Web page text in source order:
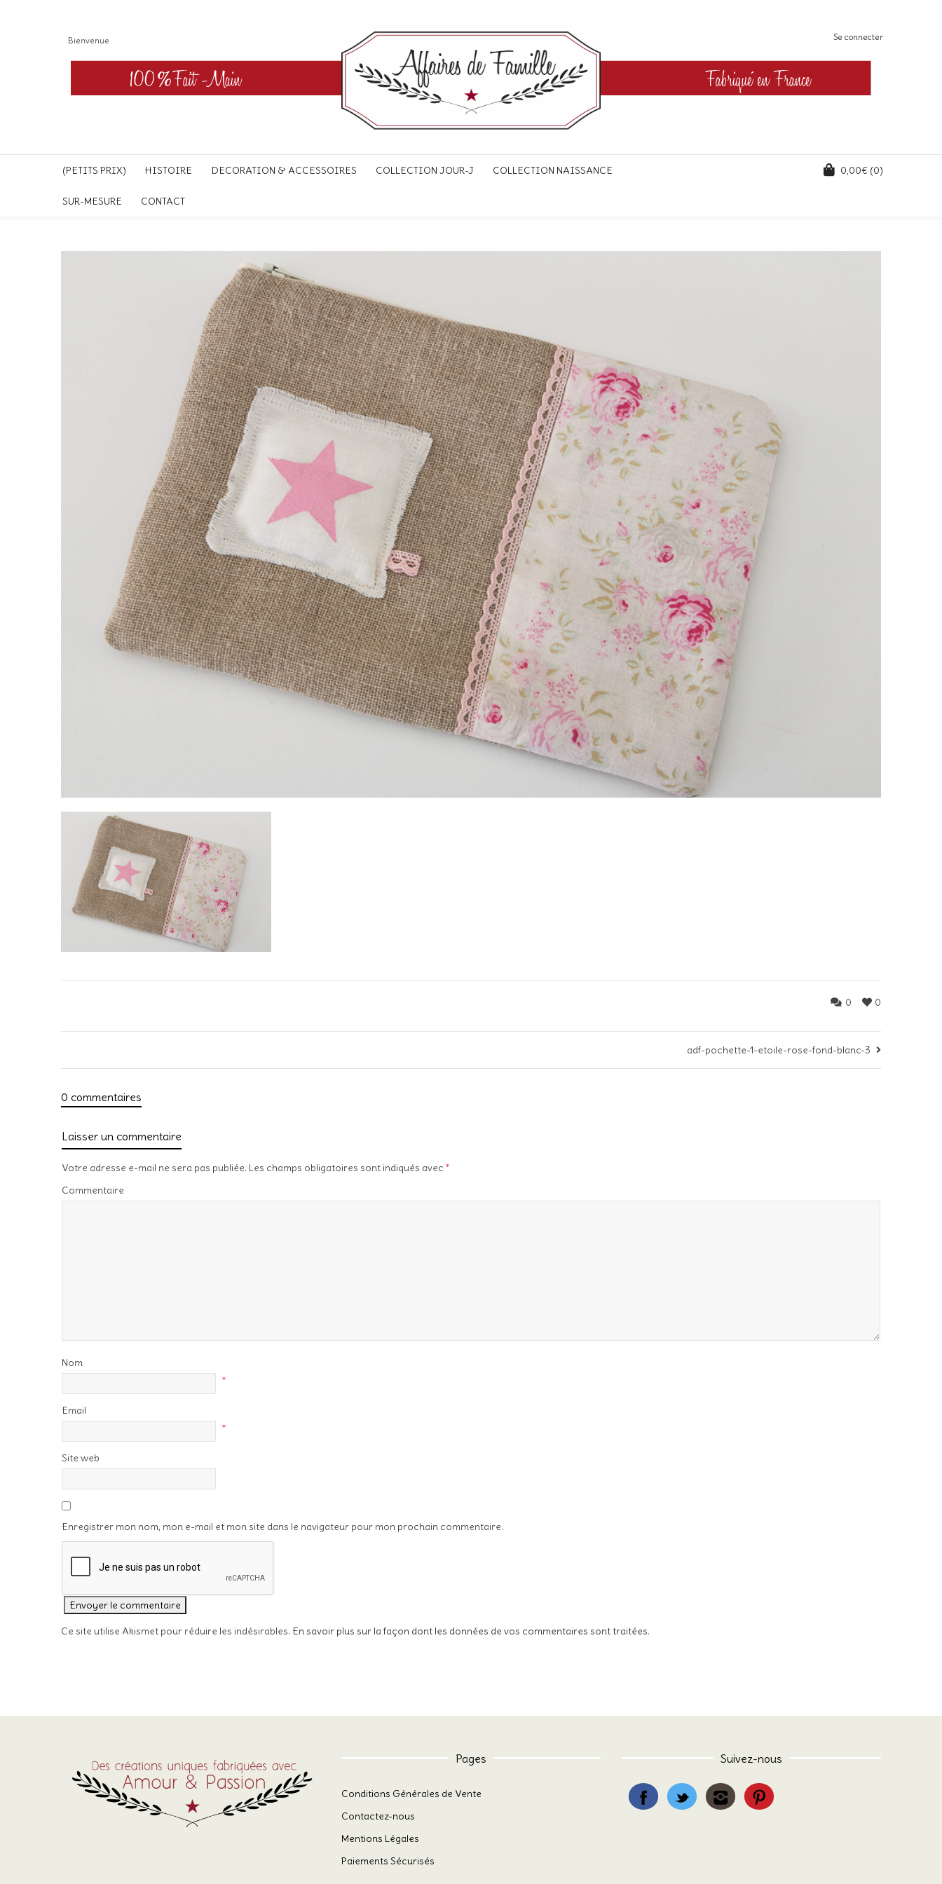
Bienvenue Se connecter
(PETITS PRIX) HISTOIRE DECORATION & ACCESSOIRES COLLECTION JOUR-J COLLECTION NAISSANCE
SUR-MESURE CONTACT
0,00€ (0)
0
0
adf-pochette-1-etoile-rose-fond-blanc-3
0 commentaires
Laisser un commentaire
Votre adresse e-mail ne sera pas publiée. Les champs obligatoires sont indiqués avec *
Commentaire
Nom
*
Email
*
Site web
Enregistrer mon nom, mon e-mail et mon site dans le navigateur pour mon prochain commentaire.
Ce site utilise Akismet pour réduire les indésirables. En savoir plus sur la façon dont les données de vos commentaires sont traitées.
Pages
Conditions Générales de Vente
Contactez-nous
Mentions Légales
Paiements Sécurisés
Suivez-nous